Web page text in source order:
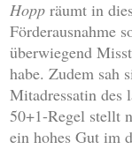
Hopp räumt in
Förderausnahme
überwiegend
habe. Zudem sah
Mitadressatin des
50+1-Regel stellt
ein hohes Gut im